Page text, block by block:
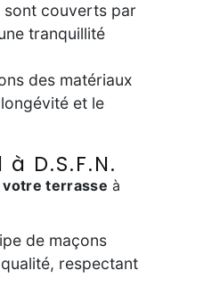
sont couverts par
tranquillité
des matériaux
et le
D.S.F.N.
terrasse à
de maçons
respectant